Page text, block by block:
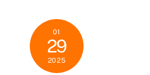
01
29
2025